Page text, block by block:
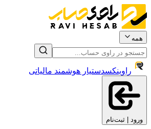
همه
راوینکسدستیار هوشمند مالیاتی
ورود | ثبت‌نام